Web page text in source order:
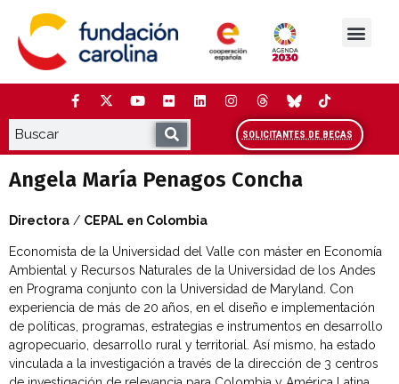
contenido
SOLICITANTES DE BECAS
Angela María Penagos Concha
Directora / CEPAL en Colombia
Economista de la Universidad del Valle con máster en Economía
Ambiental y Recursos Naturales de la Universidad de los Andes
en Programa conjunto con la Universidad de Maryland. Con
experiencia de más de 20 años, en el diseño e implementación
de políticas, programas, estrategias e instrumentos en desarrollo
agropecuario, desarrollo rural y territorial. Así mismo, ha estado
vinculada a la investigación a través de la dirección de 3 centros